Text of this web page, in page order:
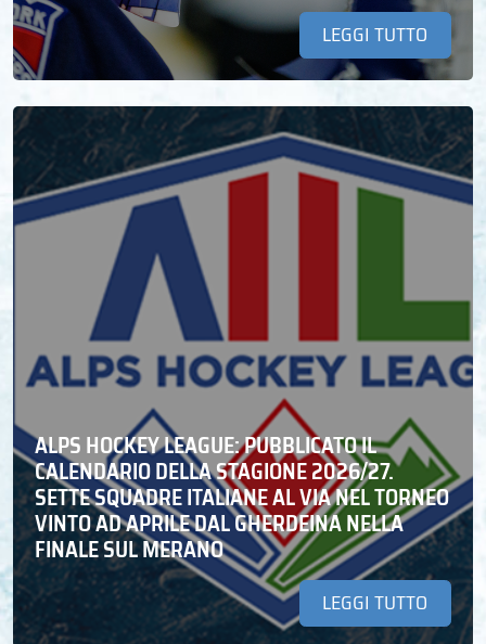
LEGGI TUTTO
ALPS HOCKEY LEAGUE: PUBBLICATO IL
CALENDARIO DELLA STAGIONE 2026/27.
SETTE SQUADRE ITALIANE AL VIA NEL TORNEO
VINTO AD APRILE DAL GHERDEINA NELLA
FINALE SUL MERANO
LEGGI TUTTO